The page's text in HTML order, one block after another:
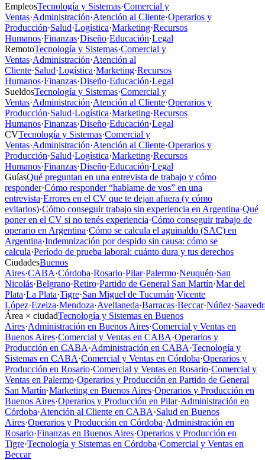
EmpleosTecnología y Sistemas·Comercial y
Ventas·Administración·Atención al Cliente·Operarios y
Producción·Salud·Logística·Marketing·Recursos
Humanos·Finanzas·Diseño·Educación·Legal
RemotoTecnología y Sistemas·Comercial y
Ventas·Administración·Atención al
Cliente·Salud·Logística·Marketing·Recursos
Humanos·Finanzas·Diseño·Educación·Legal
SueldosTecnología y Sistemas·Comercial y
Ventas·Administración·Atención al Cliente·Operarios y
Producción·Salud·Logística·Marketing·Recursos
Humanos·Finanzas·Diseño·Educación·Legal
CVTecnología y Sistemas·Comercial y
Ventas·Administración·Atención al Cliente·Operarios y
Producción·Salud·Logística·Marketing·Recursos
Humanos·Finanzas·Diseño·Educación·Legal
GuíasQué preguntan en una entrevista de trabajo y cómo
responder·Cómo responder “hablame de vos” en una
entrevista·Errores en el CV que te dejan afuera (y cómo
evitarlos)·Cómo conseguir trabajo sin experiencia en Argentina·Qué
poner en el CV si no tenés experiencia·Cómo conseguir trabajo de
operario en Argentina·Cómo se calcula el aguinaldo (SAC) en
Argentina·Indemnización por despido sin causa: cómo se
calcula·Período de prueba laboral: cuánto dura y tus derechos
CiudadesBuenos
Aires·CABA·Córdoba·Rosario·Pilar·Palermo·Neuquén·San
Nicolás·Belgrano·Retiro·Partido de General San Martín·Mar del
Plata·La Plata·Tigre·San Miguel de Tucumán·Vicente
López·Ezeiza·Mendoza·Avellaneda·Barracas·Beccar·Núñez·
Área × ciudadTecnología y Sistemas en Buenos
Aires·Administración en Buenos Aires·Comercial y Ventas en
Buenos Aires·Comercial y Ventas en CABA·Operarios y
Producción en CABA·Administración en CABA·Tecnología y
Sistemas en CABA·Comercial y Ventas en Córdoba·Operarios y
Producción en Rosario·Comercial y Ventas en Rosario·Comercial y
Ventas en Palermo·Operarios y Producción en Partido de General
San Martín·Marketing en Buenos Aires·Operarios y Producción en
Buenos Aires·Operarios y Producción en Pilar·Administración en
Córdoba·Atención al Cliente en CABA·Salud en Buenos
Aires·Operarios y Producción en Córdoba·Administración en
Rosario·Finanzas en Buenos Aires·Operarios y Producción en
Tigre·Tecnología y Sistemas en Córdoba·Comercial y Ventas en
Beccar